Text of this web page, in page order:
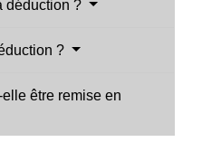
déduction ?
?
être remise en